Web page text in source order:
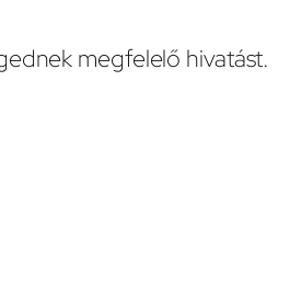
megfelelő hivatást.